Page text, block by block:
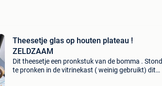
Theesetje glas op houten plateau !
ZELDZAAM
Dit theesetje een pronkstuk van de bomma . Stond
te pronken in de vitrinekast ( weinig gebruikt) dit